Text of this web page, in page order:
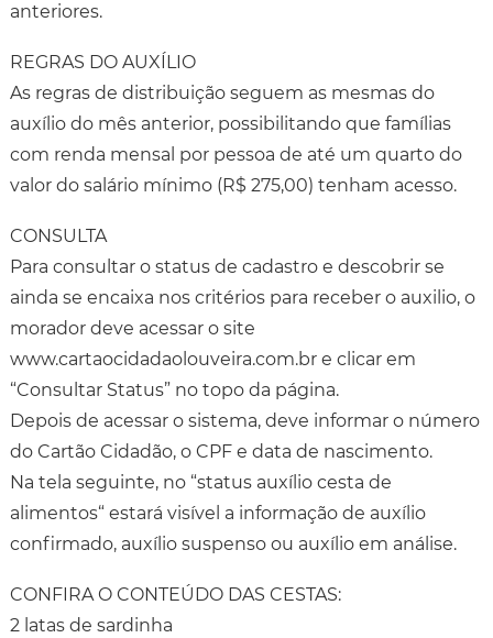
anteriores.
REGRAS DO AUXÍLIO
As regras de distribuição seguem as mesmas do
auxílio do mês anterior, possibilitando que famílias
com renda mensal por pessoa de até um quarto do
valor do salário mínimo (R$ 275,00) tenham acesso.
CONSULTA
Para consultar o status de cadastro e descobrir se
ainda se encaixa nos critérios para receber o auxilio, o
morador deve acessar o site
www.cartaocidadaolouveira.com.br e clicar em
“Consultar Status” no topo da página.
Depois de acessar o sistema, deve informar o número
do Cartão Cidadão, o CPF e data de nascimento.
Na tela seguinte, no “status auxílio cesta de
alimentos“ estará visível a informação de auxílio
confirmado, auxílio suspenso ou auxílio em análise.
CONFIRA O CONTEÚDO DAS CESTAS:
2 latas de sardinha